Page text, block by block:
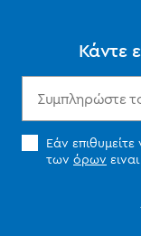
Κάντε
Εάν
των όρων